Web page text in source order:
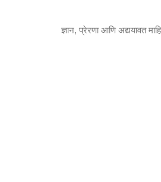
ज्ञान, प्रेरणा आणि अद्ययावत